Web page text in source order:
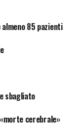
85 pazienti
sbagliato
cerebrale»